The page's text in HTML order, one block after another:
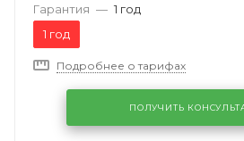
Гарантия — 1 год
1 год
Подробнее о тарифах
ПОЛУЧИТЬ